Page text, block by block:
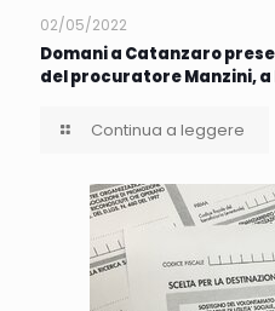
02/05/2022
Domani a Catanzaro
del procuratore Manzini,
Continua a leggere